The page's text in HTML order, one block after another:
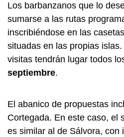
Los barbanzanos que lo
sumarse a las rutas
inscribiéndose en las
situadas en las propias
visitas tendrán lugar todos
septiembre.
El abanico de propuestas
Cortegada. En este caso, el
es similar al de Sálvora, con